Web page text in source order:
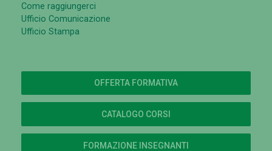
Come raggiungerci
Ufficio Comunicazione
Ufficio Stampa
OFFERTA FORMATIVA
CATALOGO CORSI
FORMAZIONE INSEGNANTI